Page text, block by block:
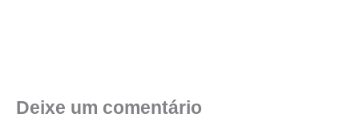
Deixe um comentário